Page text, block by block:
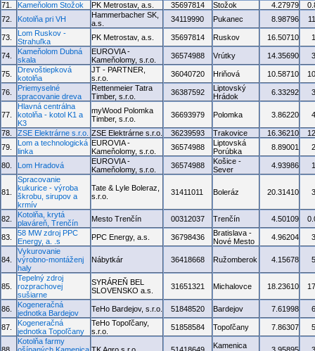
71.
Kameňolom Stožok PK Metrostav, a.s. 35697814 Stožok 4.27979
72.
Kotolňa pri VH
Hammerbacher SK,
a.s.
34119990 Pukanec 8.98796
73.
Lom Ruskov -
Strahuľka
PK Metrostav, a.s. 35697814 Ruskov 16.50710
74.
Kameňolom Dubná
skala
EUROVIA -
Kameňolomy, s.r.o.
36574988 Vrútky 14.35690
75.
Drevoštiepková
kotolňa
JT - PARTNER,
s.r.o.
36040720 Hriňová 10.58710
76.
Priemyselné
spracovanie dreva
Rettenmeier Tatra
Timber, s.r.o.
36387592
Liptovský
Hrádok
6.33292
77.
Hlavná centrálna
kotolňa - kotol K1 a
K3
myWood Polomka
Timber, s.r.o.
36693979 Polomka 3.86220
78. ZSE Elektrárne s.r.o. ZSE Elektrárne s.r.o. 36239593 Trakovice 16.36210
79.
Lom a technologická
linka
EUROVIA -
Kameňolomy, s.r.o.
36574988
Liptovská
Porúbka
8.89001
80. Lom Hradová
EUROVIA -
Kameňolomy, s.r.o.
36574988
Košice -
Sever
4.93986
81.
Spracovanie
kukurice - výroba
škrobu, sirupov a
krmív
Tate & Lyle Boleraz,
s.r.o.
31411011 Boleráz 20.31410
82.
Kotolňa, krytá
plaváreň, Trenčín
Mesto Trenčín 00312037 Trenčín 4.50109
83.
58 MW zdroj PPC
Energy, a. .s
PPC Energy, a.s. 36798436
Bratislava -
Nové Mesto
4.96204
84.
Vykurovanie
výrobno-montáženj
haly
Nábytkár 36418668 Ružomberok 4.15678
85.
Tepelný zdroj
rozprachovej
sušiarne
SYRÁREŇ BEL
SLOVENSKO a.s.
31651321 Michalovce 18.23610
86.
Kogeneračná
jednotka Bardejov
TeHo Bardejov, s.r.o. 51848520 Bardejov 7.61998
87.
Kogeneračná
jednotka Topoľčany
TeHo Topoľčany,
s.r.o.
51858584 Topoľčany 7.86307
Kotolňa farmy
Kamenica